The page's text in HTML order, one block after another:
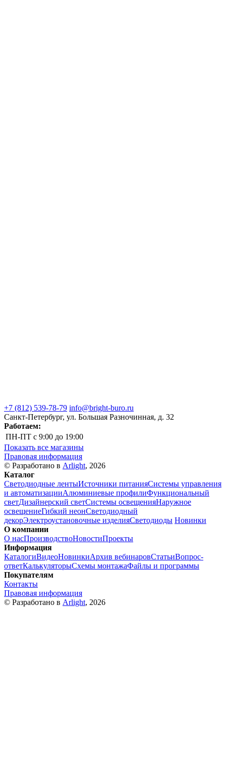
+7 (812) 539-78-79 info@bright-buro.ru
Санкт-Петербург, ул. Большая Разночинная, д. 32
Работаем:
ПН-ПТ с 9:00 до 19:00
Показать все магазины
Правовая информация
© Разработано в Arlight, 2026
Каталог
Светодиодные лентыИсточники питанияСистемы управления
и автоматизацииАлюминиевые профилиФункциональный
светДизайнерский светСистемы освещенияНаружное
освещениеГибкий неонСветодиодный
декорЭлектроустановочные изделияСветодиоды Новинки
О компании
О насПроизводствоНовостиПроекты
Информация
КаталогиВидеоНовинкиАрхив вебинаровСтатьиВопрос-
ответКалькуляторыСхемы монтажаФайлы и программы
Покупателям
Контакты
Правовая информация
© Разработано в Arlight, 2026